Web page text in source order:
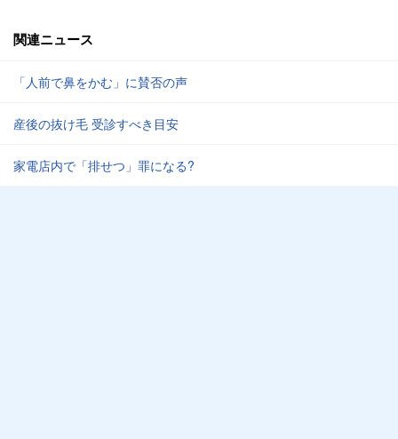
関連ニュース
「人前で鼻をかむ」に賛否の声
産後の抜け毛 受診すべき目安
家電店内で「排せつ」罪になる?